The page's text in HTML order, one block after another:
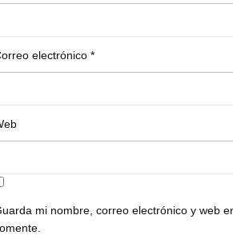
electrónico*
mi nombre, correo electrónico y web